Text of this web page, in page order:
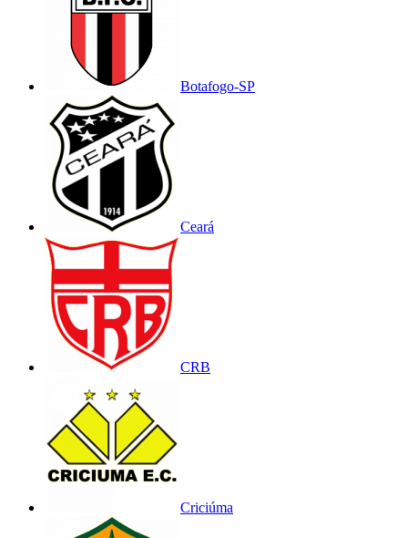
Botafogo-SP
Ceará
CRB
Criciúma